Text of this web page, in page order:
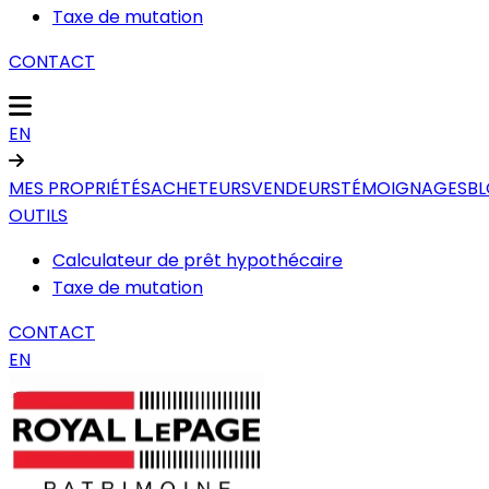
Taxe de mutation
CONTACT
EN
MES PROPRIÉTÉSACHETEURSVENDEURSTÉMOIGNAGES
OUTILS
Calculateur de prêt hypothécaire
Taxe de mutation
CONTACT
EN